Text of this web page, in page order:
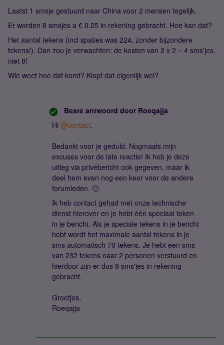
Laatst 1 smsje gestuurd naar China voor 2 mensen tegelijk.
Er worden 8 smsjes a € 0.25 in rekening gebracht. Hoe kan dat?
Het aantal tekens (incl spaties was 224, zonder bijzondere
tekens!). Dan zou je verwachten: de kosten van 2 x 2 = 4 sms'jes,
niet 8!
Wie weet hoe dat komt? Klopt dat eigenlijk wel?
Beste antwoord door Roeqajja
Hi @contact,
Bedankt voor je geduld. Nogmaals mijn
excuses voor de late reactie! Ik heb je deze
uitleg via privébericht ook gegeven, maar ik
deel hem even nog een keer voor de andere
forumleden. 🙂
Ik heb contact gehad met onze technische
dienst hierover en je hebt één speciaal teken
in je bericht. Als je speciale tekens in je bericht
hebt wordt het maximale aantal tekens in je
sms automatisch 70 tekens. Je hebt een sms
van 232 tekens naar 2 personen verstuurd en
hierdoor zijn er dus 8 sms'jes in rekening
gebracht.
Groetjes,
Roeqajja